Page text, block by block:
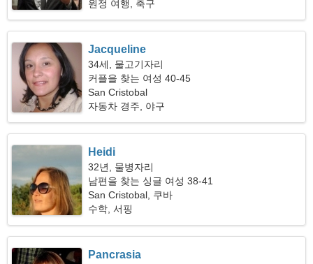
원정 여행, 축구
Jacqueline
34세, 물고기자리
커플을 찾는 여성 40-45
San Cristobal
자동차 경주, 야구
Heidi
32년, 물병자리
남편을 찾는 싱글 여성 38-41
San Cristobal, 쿠바
수학, 서핑
Pancrasia